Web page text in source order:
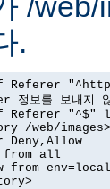
.
Referer
정보를 보내지
Referer "^$"
/web/images>
Deny,Allow
all
from